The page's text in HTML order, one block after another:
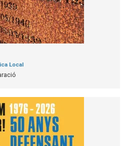
Local